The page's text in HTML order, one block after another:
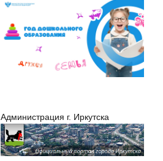
Администрация г. Иркутска